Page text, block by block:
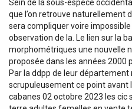
Sein de la sous-espèce
que l’on retrouve naturellement
sera compliquer voire
observation de la. Le lien sur la
morphométriques une nouvelle
proposée dans les années 2000
Par la ddpp de leur département
scrupuleusement ce point avant
cabanes 02 octobre 2023 les cic